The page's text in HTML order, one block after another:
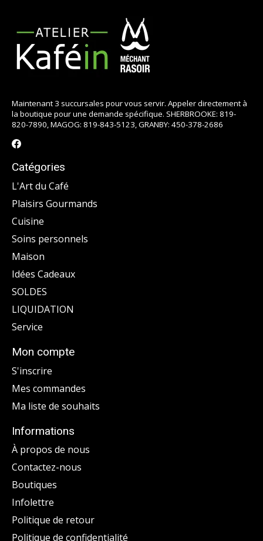
Maintenant 3 succursales pour vous servir. Appeler directement à
la boutique pour une demande spécifique. SHERBROOKE: 819-
820-7890, MAGOG: 819-843-5123, GRANBY: 450-378-2686
Catégories
L'Art du Café
Plaisirs Gourmands
Cuisine
Soins personnels
Maison
Idées Cadeaux
SOLDES
LIQUIDATION
Service
Mon compte
S'inscrire
Mes commandes
Ma liste de souhaits
Informations
À propos de nous
Contactez-nous
Boutiques
Infolettre
Politique de retour
Politique de confidentialité